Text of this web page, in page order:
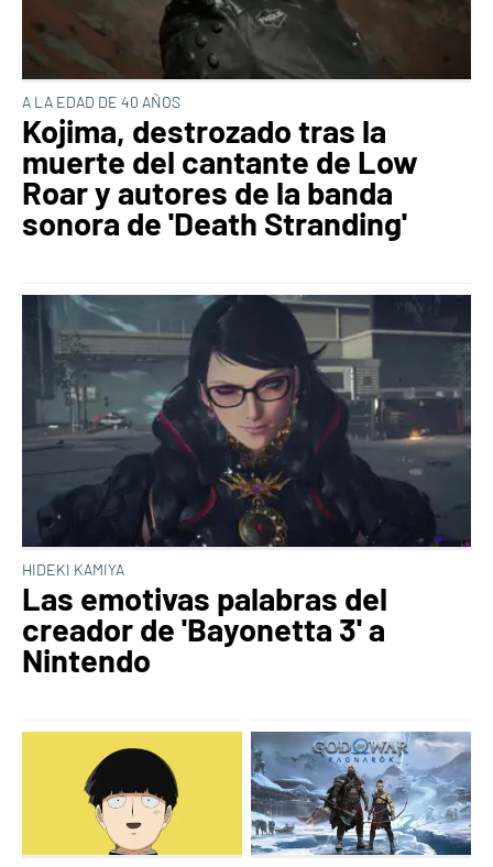
A LA EDAD DE 40 AÑOS
Kojima, destrozado tras la
muerte del cantante de Low
Roar y autores de la banda
sonora de 'Death Stranding'
HIDEKI KAMIYA
Las emotivas palabras del
creador de 'Bayonetta 3' a
Nintendo